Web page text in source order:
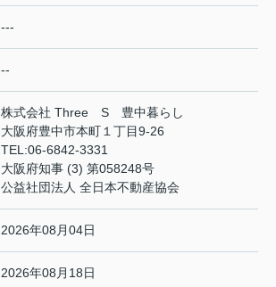
---
--
株式会社 Three S 豊中暮らし
大阪府豊中市本町１丁目9-26
TEL:06-6842-3331
大阪府知事 (3) 第058248号
公益社団法人 全日本不動産協会
2026年08月04日
2026年08月18日